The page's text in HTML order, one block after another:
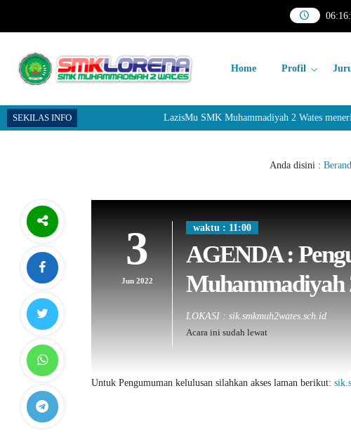
06:16:
Home Profil
SEKILAS INFO LazisMu SMK Muhammadiyah 2 Wates
Anda disini :
3
Jun 2022
waktu : 11:00
AGENDA :
Muhammadiyah
LOKASI : sik.smkmuh2wates.sch.id
Acara ini sudah lewat
Untuk Pengumuman kelulusan silahkan akses laman berikut: